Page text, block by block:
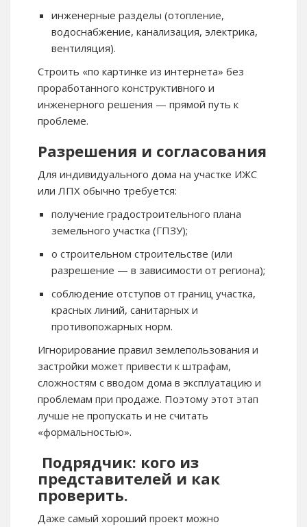
инженерные разделы (отопление,
водоснабжение, канализация, электрика,
вентиляция).
Строить «по картинке из интернета» без
проработанного конструктивного и
инженерного решения — прямой путь к
проблеме.
Разрешения и согласования
Для индивидуального дома на участке ИЖС
или ЛПХ обычно требуется:
получение градостроительного плана
земельного участка (ГПЗУ);
о строительном строительстве (или
разрешение — в зависимости от региона);
соблюдение отступов от границ участка,
красных линий, санитарных и
противопожарных норм.
Игнорирование правил землепользования и
застройки может привести к штрафам,
сложностям с вводом дома в эксплуатацию и
проблемам при продаже. Поэтому этот этап
лучше не пропускать и не считать
«формальностью».
Подрядчик: кого из
представителей и как
проверить.
Даже самый хороший проект можно